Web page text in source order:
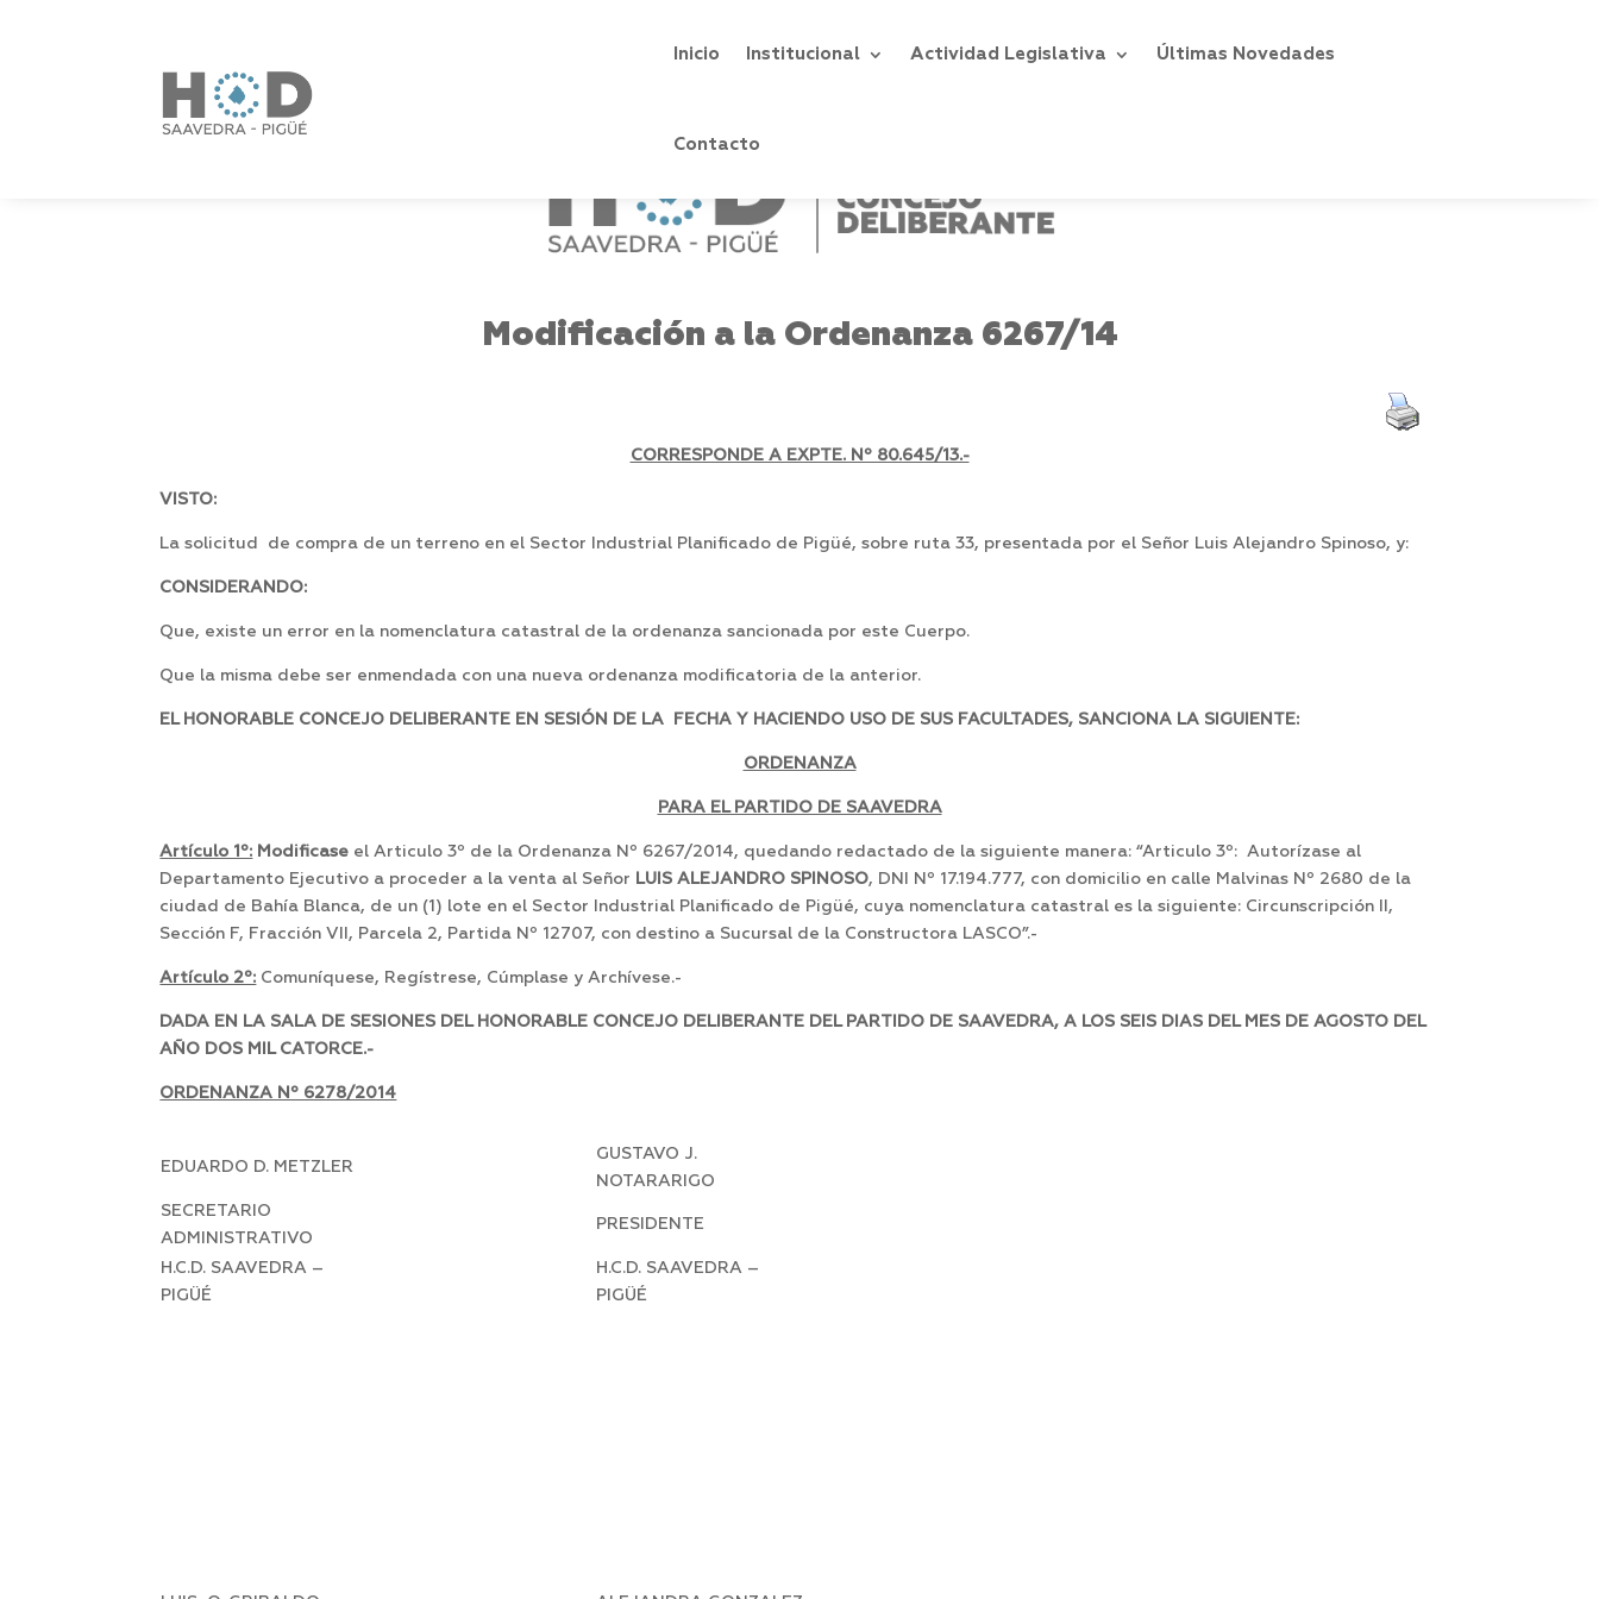
Inicio Institucional Actividad Legislativa Últimas Novedades
Contacto
Modificación a la Ordenanza 6267/14
CORRESPONDE A EXPTE. Nº 80.645/13.-
VISTO:
La solicitud de compra de un terreno en el Sector Industrial Planificado de Pigüé, sobre ruta 33, presentada por el Señor Luis Alejandro Spinoso, y:
CONSIDERANDO:
Que, existe un error en la nomenclatura catastral de la ordenanza sancionada por este Cuerpo.
Que la misma debe ser enmendada con una nueva ordenanza modificatoria de la anterior.
EL HONORABLE CONCEJO DELIBERANTE EN SESIÓN DE LA FECHA Y HACIENDO USO DE SUS FACULTADES, SANCIONA LA SIGUIENTE:
ORDENANZA
PARA EL PARTIDO DE SAAVEDRA
Artículo 1º: Modificase el Articulo 3º de la Ordenanza Nº 6267/2014, quedando redactado de la siguiente manera: “Articulo 3º: Autorízase al
Departamento Ejecutivo a proceder a la venta al Señor LUIS ALEJANDRO SPINOSO, DNI Nº 17.194.777, con domicilio en calle Malvinas Nº 2680 de la
ciudad de Bahía Blanca, de un (1) lote en el Sector Industrial Planificado de Pigüé, cuya nomenclatura catastral es la siguiente: Circunscripción II,
Sección F, Fracción VII, Parcela 2, Partida Nº 12707, con destino a Sucursal de la Constructora LASCO”.-
Artículo 2º: Comuníquese, Regístrese, Cúmplase y Archívese.-
DADA EN LA SALA DE SESIONES DEL HONORABLE CONCEJO DELIBERANTE DEL PARTIDO DE SAAVEDRA, A LOS SEIS DIAS DEL MES DE AGOSTO DEL
AÑO DOS MIL CATORCE.-
ORDENANZA Nº 6278/2014
EDUARDO D. METZLER
GUSTAVO J.
NOTARARIGO
SECRETARIO
ADMINISTRATIVO
PRESIDENTE
H.C.D. SAAVEDRA –
PIGÜÉ
H.C.D. SAAVEDRA –
PIGÜÉ